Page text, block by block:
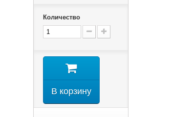
Количество
В корзину